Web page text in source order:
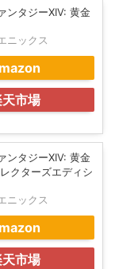
ンタジーXIV: 黄金
ニックス
市場
ンタジーXIV: 黄金
クターズエディシ
ニックス
市場